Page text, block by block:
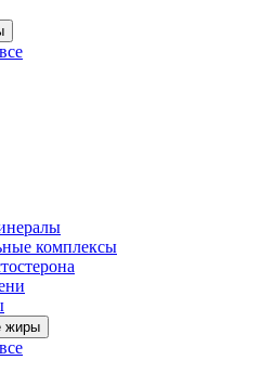
комплексы
жиры